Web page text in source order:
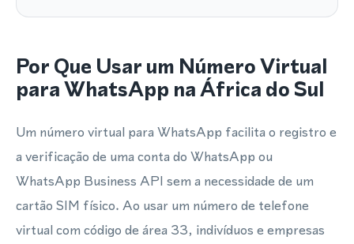
Por Que Usar um Número Virtual
para WhatsApp na África do Sul
Um número virtual para WhatsApp facilita o registro e
a verificação de uma conta do WhatsApp ou
WhatsApp Business API sem a necessidade de um
cartão SIM físico. Ao usar um número de telefone
virtual com código de área 33, indivíduos e empresas